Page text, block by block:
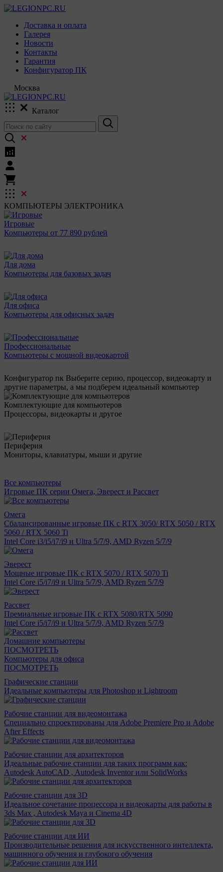
Доставка и оплата
Галерея
Новости
Контакты
Гарантия
Конфигуратор ПК
Москва
Каталог
КОМПЬЮТЕРЫ ЭЛЕКТРОНИКА
Игровые
Компьютеры от 77 890 рублей
Для дома
Компьютеры для базовых задач
Для офиса
Компьютеры для офисных задач
Профессиональные
Компьютеры с мощной видеокартой
Конфигуратор пк Выберите серию, процессор, видеокарту и
другие параметры, а мы подберем идеальный компьютер
Комплектующие для компьютеров
Процессоры, видеокарты и другое
Периферия
Мониторы, клавиатуры, мыши и другие
Все компьютеры
Игровые ПК серии Омега, Эверест и Рассвет
Омега
Сбалансированные игровые ПК с RTX 3050/ RTX 5050 / RTX
5060 / RTX 5060 Ti
Intel Core i3/i5/i7/i9 и Ultra 5/7/9, AMD Ryzen 5/7/9
Эверест
Мощные игровые ПК с RTX 5070 / RTX 5070 Ti
Intel Core i5/i7/i9 и Ultra 5/7/9, AMD Ryzen 5/7/9
Рассвет
Премиальные игровые ПК с RTX 5080/RTX 5090
Intel Core i5/i7/i9 и Ultra 5/7/9, AMD Ryzen 5/7/9
Домашние компьютеры
ПОСМОТРЕТЬ
Компьютеры для офиса
ПОСМОТРЕТЬ
Графические станции
Идеальные компьютеры для Photoshop и Lightroom
Рабочие станции для видеомонтажа
Специально спроектированы для Adobe Premiere Pro и Adobe
After Effects
Рабочие станции для архитекторов
Идеальные рабочие станции для таких программ как:
Autodesk AutoCAD , Autodesk Inventor или SolidWorks
Рабочие станции для 3D
Идеальное сочетание процессора и видеокарты для работы в
3ds Max , Autodesk Maya и Cinema 4D
Рабочие станции для ИИ
Производительные решения для искусственного интеллекта,
машинного обучения и глубокого обучения